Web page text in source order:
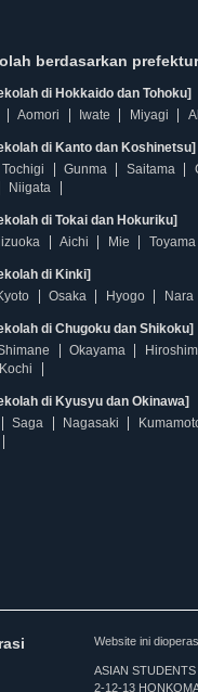
berdasarkan prefektur
di Hokkaido dan Tohoku]
Aomori Iwate Miyagi
di Kanto dan Koshinetsu]
Tochigi Gunma Saitama
Niigata
di Tokai dan Hokuriku]
Aichi Mie Toyama
di Kinki]
Osaka Hyogo Nara
di Chugoku dan Shikoku]
Okayama
Kochi
di Kyusyu dan Okinawa]
Saga Nagasaki
Website ini
ASIAN
2-12-13